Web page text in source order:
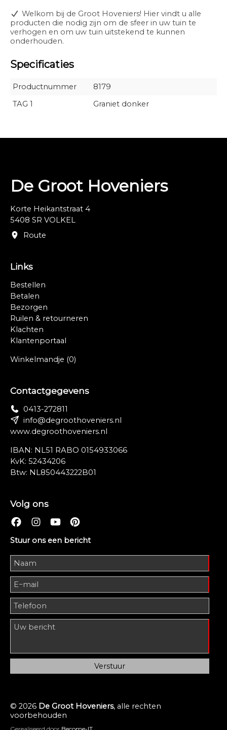
Welkom bij de Groot Hoveniers! Hier vindt u alle
producten die nodig zijn om de sfeer in uw tuin te
verhogen en om uw tuin uitstekend te kunnen
onderhouden.
Specificaties
Productnummer
8179
TAG 1
Graniet donker
De Groot Hoveniers
Korte Heikantstraat 4
5408 SR VOLKEL
Route
Links
Bestellen
Betalen
Bezorgen
Ruilen & retourneren
Klachten
Klantenportaal
Winkelmandje (0)
Contactgegevens
0413-272811
info@degroothoveniers.nl
www.degroothoveniers.nl
IBAN: NL51 RABO 0154933066
KvK: 52434206
Btw: NL850443222B01
Volg ons
Stuur ons een bericht
© 2026 De Groot Hoveniers, alle rechten
voorbehouden